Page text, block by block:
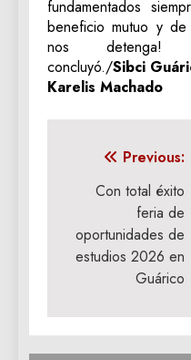
fundamentados
beneficio mutuo y
nos detenga!
concluyó./Sibci
Karelis Machado
Navegación
entradas
Previous:
Con total éxito
feria de
oportunidades de
estudios 2026 en
Guárico